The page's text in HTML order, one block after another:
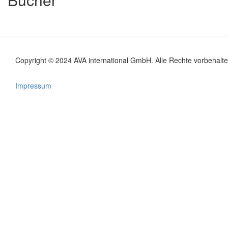
Copyright © 2024 AVA international GmbH. Alle Rechte
menu
Impressum